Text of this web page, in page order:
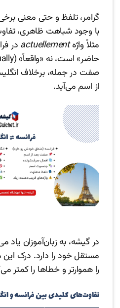
گرامر، تلفظ و حتی معنی
با وجود شباهت ظاهری،
مثلاً واژهactuellement در
صفت در جمله، برخلاف
از اسم می‌آید.
در گیشه، به زبان‌آموزان
مستقل خود را دارد. درک
را هموارتر و خطاها را کمتر
تفاوت‌های کلیدی بین فرانسه و